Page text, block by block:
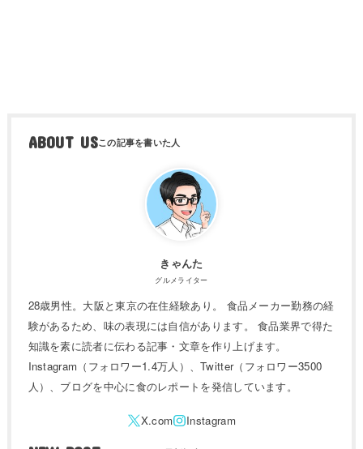
ABOUT US
きゃんた
グルメライター
28歳男性。大阪と東京の在住経験あり。 食品メーカー勤務の経
験があるため、味の表現には自信があります。 食品業界で得た
知識を素に読者に伝わる記事・文章を作り上げます。
Instagram（フォロワー1.4万人）、Twitter（フォロワー3500
人）、ブログを中心に食のレポートを発信しています。